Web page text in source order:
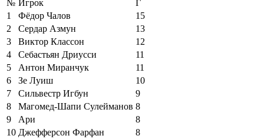
№ Игрок
Г
1
Фёдор Чалов
15
2
Сердар Азмун
13
3
Виктор Классон
12
4
Себастьян Дриусси
11
5
Антон Миранчук
11
6
Зе Луиш
10
7
Сильвестр Игбун
9
8
Магомед-Шапи Сулейманов 8
9
Ари
8
10 Джефферсон Фарфан
8